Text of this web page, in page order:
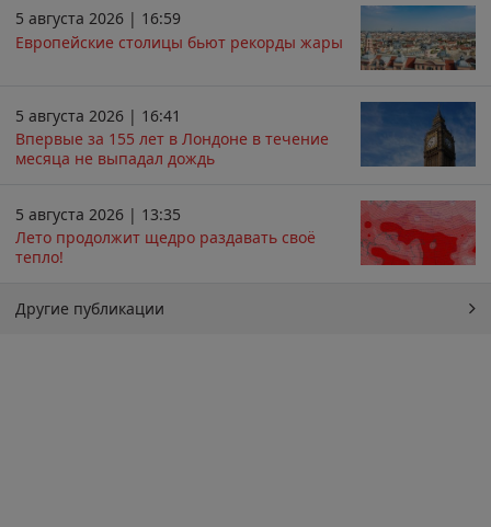
5 августа 2026 | 16:59
Европейские столицы бьют рекорды жары
5 августа 2026 | 16:41
Впервые за 155 лет в Лондоне в течение
месяца не выпадал дождь
5 августа 2026 | 13:35
Лето продолжит щедро раздавать своё
тепло!
Другие публикации